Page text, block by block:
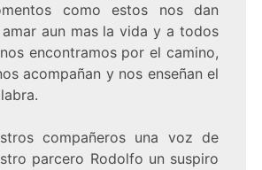
como estos nos dan
aun mas la vida y a todos
encontramos por el camino,
acompañan y nos enseñan el
compañeros una voz de
parcero Rodolfo un suspiro